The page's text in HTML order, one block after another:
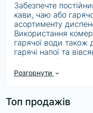
Забезпечте
кави, чаю або
асортименту
Використання
гарячої води також
гарячі напої та
диспенсер із
буфеті чи кімнаті
та співробітники
першої
відмінно підходить
Розгорнути
Топ продажів